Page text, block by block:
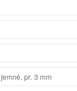
pr. 3 mm